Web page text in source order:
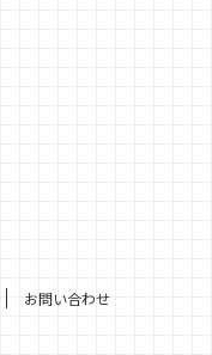
お問い合わせ